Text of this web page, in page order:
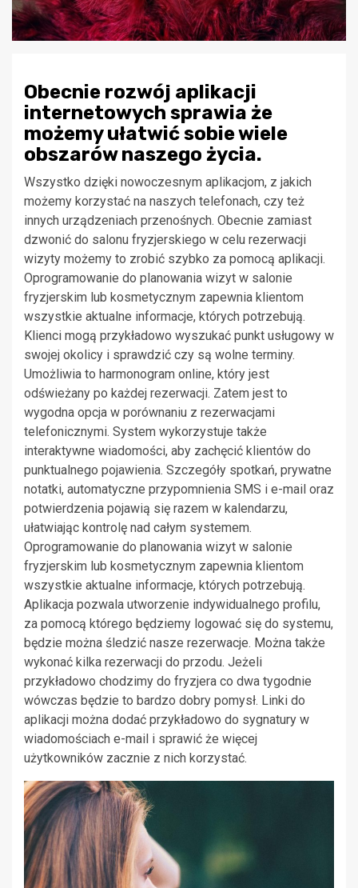
Obecnie rozwój aplikacji
internetowych sprawia że
możemy ułatwić sobie wiele
obszarów naszego życia.
Wszystko dzięki nowoczesnym aplikacjom, z jakich
możemy korzystać na naszych telefonach, czy też
innych urządzeniach przenośnych. Obecnie zamiast
dzwonić do salonu fryzjerskiego w celu rezerwacji
wizyty możemy to zrobić szybko za pomocą aplikacji.
Oprogramowanie do planowania wizyt w salonie
fryzjerskim lub kosmetycznym zapewnia klientom
wszystkie aktualne informacje, których potrzebują.
Klienci mogą przykładowo wyszukać punkt usługowy w
swojej okolicy i sprawdzić czy są wolne terminy.
Umożliwia to harmonogram online, który jest
odświeżany po każdej rezerwacji. Zatem jest to
wygodna opcja w porównaniu z rezerwacjami
telefonicznymi. System wykorzystuje także
interaktywne wiadomości, aby zachęcić klientów do
punktualnego pojawienia. Szczegóły spotkań, prywatne
notatki, automatyczne przypomnienia SMS i e-mail oraz
potwierdzenia pojawią się razem w kalendarzu,
ułatwiając kontrolę nad całym systemem.
Oprogramowanie do planowania wizyt w salonie
fryzjerskim lub kosmetycznym zapewnia klientom
wszystkie aktualne informacje, których potrzebują.
Aplikacja pozwala utworzenie indywidualnego profilu,
za pomocą którego będziemy logować się do systemu,
będzie można śledzić nasze rezerwacje. Można także
wykonać kilka rezerwacji do przodu. Jeżeli
przykładowo chodzimy do fryzjera co dwa tygodnie
wówczas będzie to bardzo dobry pomysł. Linki do
aplikacji można dodać przykładowo do sygnatury w
wiadomościach e-mail i sprawić że więcej
użytkowników zacznie z nich korzystać.